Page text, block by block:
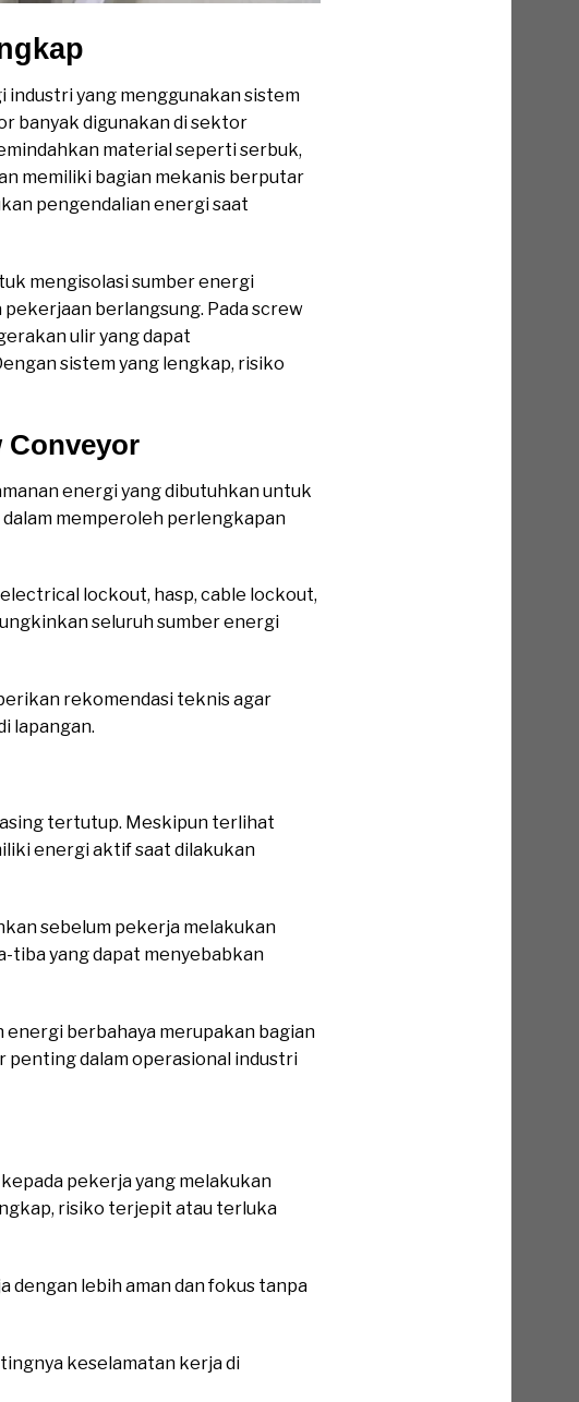
industri yang menggunakan sistem
banyak digunakan di sektor
material seperti serbuk,
memiliki bagian mekanis berputar
pengendalian energi saat
mengisolasi sumber energi
berlangsung. Pada screw
ulir yang dapat
sistem yang lengkap, risiko
Conveyor
energi yang dibutuhkan untuk
dalam memperoleh perlengkapan
lockout, hasp, cable lockout,
seluruh sumber energi
rekomendasi teknis agar
lapangan.
tertutup. Meskipun terlihat
energi aktif saat dilakukan
sebelum pekerja melakukan
tiba yang dapat menyebabkan
berbahaya merupakan bagian
penting dalam operasional industri
pekerja yang melakukan
risiko terjepit atau terluka
lebih aman dan fokus tanpa
keselamatan kerja di